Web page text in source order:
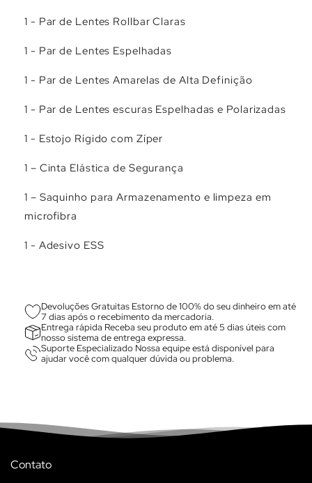
1 - Par de Lentes Rollbar Claras
1 - Par de Lentes Espelhadas
1 - Par de Lentes Amarelas de Alta Definição
1 - Par de Lentes escuras Espelhadas e Polarizadas
1 - Estojo Rígido com Zíper
1 – Cinta Elástica de Segurança
1 – Saquinho para Armazenamento e limpeza em
microfibra
1 - Adesivo ESS
Devoluções Gratuitas Estorno de 100% do seu dinheiro em até
7 dias após o recebimento da mercadoria.
Entrega rápida Receba seu produto em até 5 dias úteis com
nosso sistema de entrega expressa.
Suporte Especializado Nossa equipe está disponível para
ajudar você com qualquer dúvida ou problema.
Contato